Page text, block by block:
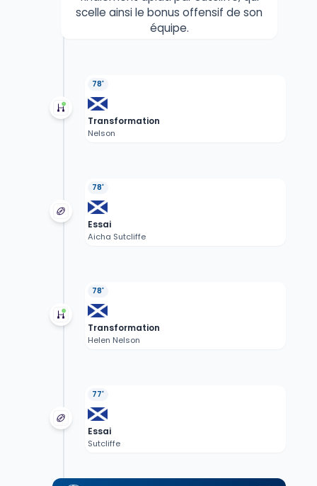
scelle ainsi le bonus offensif de son
équipe.
78'
Transformation
Nelson
78'
Essai
Aicha Sutcliffe
78'
Transformation
Helen Nelson
77'
Essai
Sutcliffe